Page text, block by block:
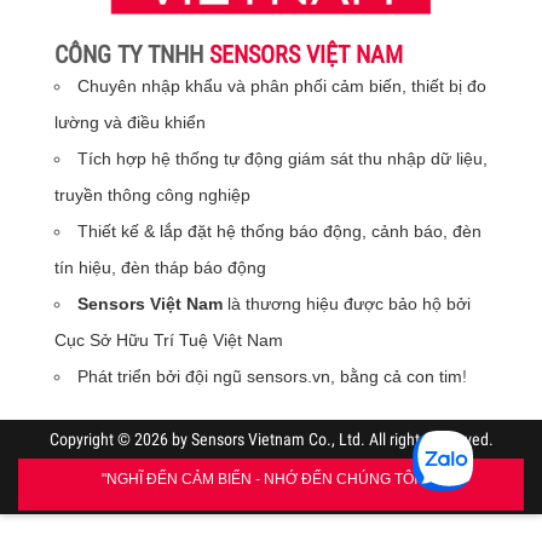
CÔNG TY TNHH SENSORS VIỆT NAM
Chuyên nhập khẩu và phân phối cảm biến, thiết bị đo
lường và điều khiển
Tích hợp hệ thống tự động giám sát thu nhập dữ liệu,
truyền thông công nghiệp
Thiết kế & lắp đặt hệ thống báo động, cảnh báo, đèn
tín hiệu, đèn tháp báo động
Sensors Việt Nam là thương hiệu được bảo hộ bởi
Cục Sở Hữu Trí Tuệ Việt Nam
Phát triển bởi đội ngũ sensors.vn, bằng cả con tim!
Copyright © 2026 by Sensors Vietnam Co., Ltd. All rights reserved.
"NGHĨ ĐẾN CẢM BIẾN - NHỚ ĐẾN CHÚNG TÔI"